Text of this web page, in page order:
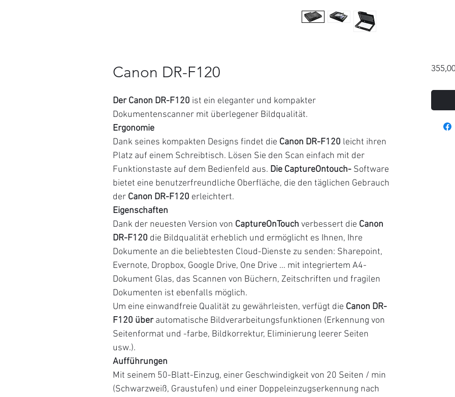
Canon DR-F120
Der Canon DR-F120 ist ein eleganter und kompakter
Dokumentenscanner mit überlegener Bildqualität.
Ergonomie
Dank seines kompakten Designs findet die Canon DR-F120 leicht ihren
Platz auf einem Schreibtisch. Lösen Sie den Scan einfach mit der
Funktionstaste auf dem Bedienfeld aus. Die CaptureOntouch- Software
bietet eine benutzerfreundliche Oberfläche, die den täglichen Gebrauch
der Canon DR-F120 erleichtert.
Eigenschaften
Dank der neuesten Version von CaptureOnTouch verbessert die Canon
DR-F120 die Bildqualität erheblich und ermöglicht es Ihnen, Ihre
Dokumente an die beliebtesten Cloud-Dienste zu senden: Sharepoint,
Evernote, Dropbox, Google Drive, One Drive ... mit integriertem A4-
Dokument Glas, das Scannen von Büchern, Zeitschriften und fragilen
Dokumenten ist ebenfalls möglich.
Um eine einwandfreie Qualität zu gewährleisten, verfügt die Canon DR-
F120 überautomatische Bildverarbeitungsfunktionen (Erkennung von
Seitenformat und -farbe, Bildkorrektur, Eliminierung leerer Seiten
usw.).
Aufführungen
Mit seinem 50-Blatt-Einzug, einer Geschwindigkeit von 20 Seiten / min
(Schwarzweiß, Graustufen) und einer Doppeleinzugserkennung nach